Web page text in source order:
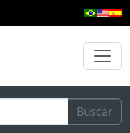
Buscar